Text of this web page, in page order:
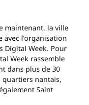
maintenant, la ville
avec l’organisation
Digital Week. Pour
Week rassemble
dans plus de 30
quartiers nantais,
Saint